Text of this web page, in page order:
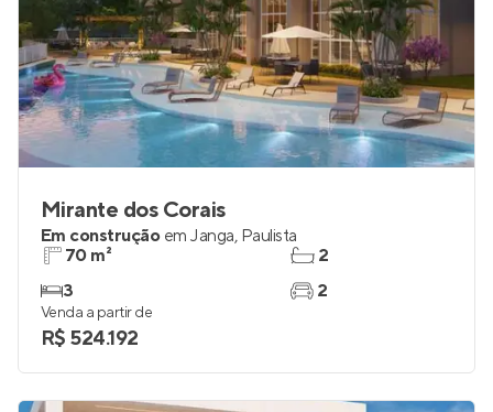
Mirante dos Corais
Em construção em Janga, Paulista
70 m²
3
2
2
Venda a partir de
R$ 524.192